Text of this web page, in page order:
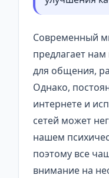
Современный
предлагает
для общения,
Однако,
интернете и
сетей может
нашем
поэтому все
внимание на